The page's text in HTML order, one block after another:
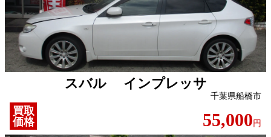
スバル インプレッサ
千葉県船橋市
買取
価格
55,000 円